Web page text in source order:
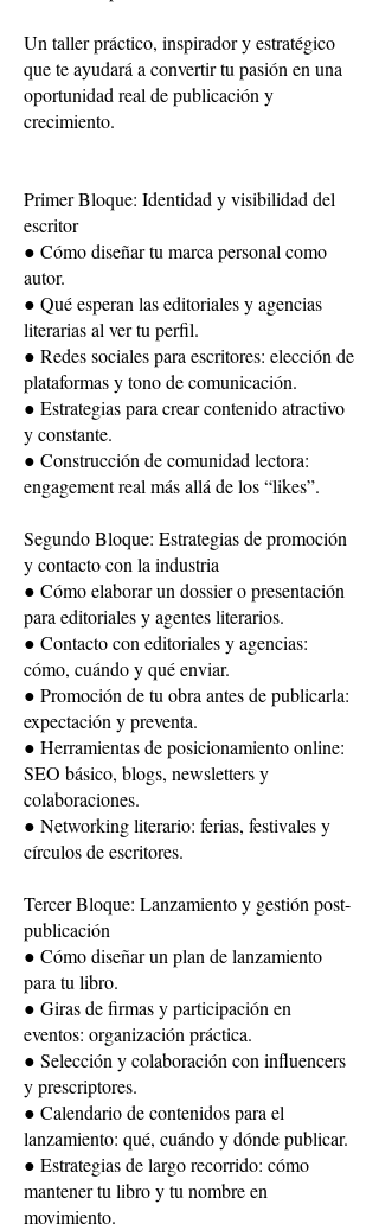
Un taller práctico, inspirador y estratégico
que te ayudará a convertir tu pasión en una
oportunidad real de publicación y
crecimiento.
Primer Bloque: Identidad y visibilidad del
escritor
● Cómo diseñar tu marca personal como
autor.
● Qué esperan las editoriales y agencias
literarias al ver tu perfil.
● Redes sociales para escritores: elección de
plataformas y tono de comunicación.
● Estrategias para crear contenido atractivo
y constante.
● Construcción de comunidad lectora:
engagement real más allá de los “likes”.
Segundo Bloque: Estrategias de promoción
y contacto con la industria
● Cómo elaborar un dossier o presentación
para editoriales y agentes literarios.
● Contacto con editoriales y agencias:
cómo, cuándo y qué enviar.
● Promoción de tu obra antes de publicarla:
expectación y preventa.
● Herramientas de posicionamiento online:
SEO básico, blogs, newsletters y
colaboraciones.
● Networking literario: ferias, festivales y
círculos de escritores.
Tercer Bloque: Lanzamiento y gestión post-
publicación
● Cómo diseñar un plan de lanzamiento
para tu libro.
● Giras de firmas y participación en
eventos: organización práctica.
● Selección y colaboración con influencers
y prescriptores.
● Calendario de contenidos para el
lanzamiento: qué, cuándo y dónde publicar.
● Estrategias de largo recorrido: cómo
mantener tu libro y tu nombre en
movimiento.